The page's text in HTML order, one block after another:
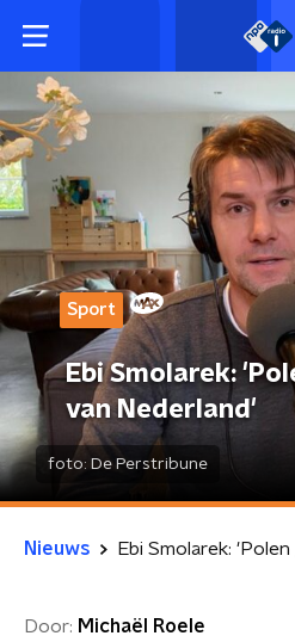
Sport
Ebi Smolarek:
van Nederland'
foto: De Perstribune
Nieuws
Door: Michaël Roele